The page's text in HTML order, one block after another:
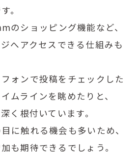
。
のショッピング機能など、
へアクセスできる仕組みも
ォンで投稿をチェックした
ムラインを眺めたりと、
く根付いています。
に触れる機会も多いため、
も期待できるでしょう。